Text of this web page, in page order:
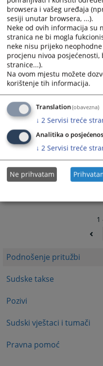
Podnošenje pritužbi
Sudske takse
Pozivi
Sudski vještaci i tumači
Pravna pomoć
4014
1
browsera i vašeg uređaja
sesiji unutar browsera, ...).
Neke od ovih informacija su
stranica ne bi mogla
neke nisu prijeko
procjenu nivoa posjećenosti,
stranice...).
Na ovom mjestu možete
korištenje tih informacija.
Translation(obavezna)
↓ 2 Servisi treće
Analitika o
↓ 2 Servisi treće
Ne prihvatam